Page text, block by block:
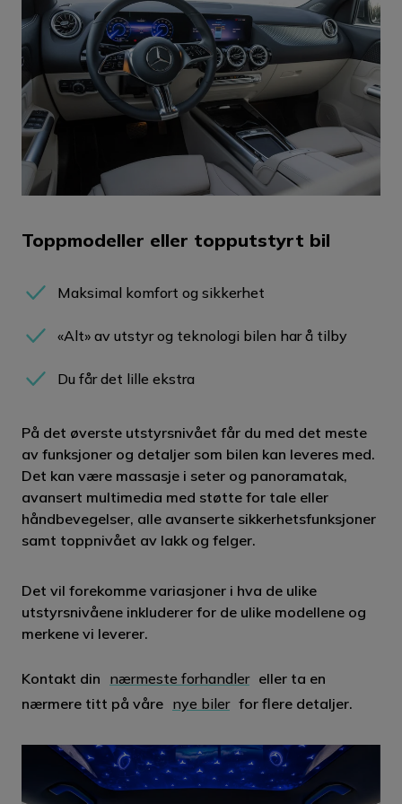
Toppmodeller eller topputstyrt bil
Maksimal komfort og sikkerhet
«Alt» av utstyr og teknologi bilen har å tilby
Du får det lille ekstra
På det øverste utstyrsnivået får du med det meste
av funksjoner og detaljer som bilen kan leveres med.
Det kan være massasje i seter og panoramatak,
avansert multimedia med støtte for tale eller
håndbevegelser, alle avanserte sikkerhetsfunksjoner
samt toppnivået av lakk og felger.
Det vil forekomme variasjoner i hva de ulike
utstyrsnivåene inkluderer for de ulike modellene og
merkene vi leverer.
Kontakt din nærmeste forhandler eller ta en
nærmere titt på våre nye biler for flere detaljer.